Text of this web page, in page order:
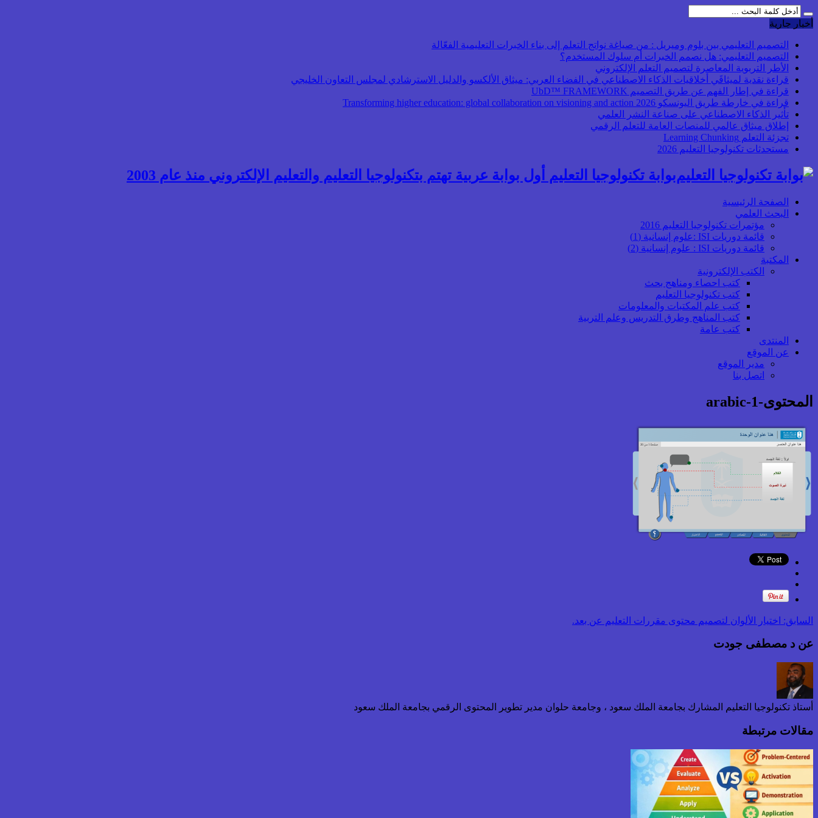
أخبار جارية
التصميم التعليمي بين بلوم وميريل : من صياغة نواتج التعلم إلى بناء الخبرات التعليمية الفعّالة
التصميم التعليمي: هل نصمم الخبرات أم سلوك المستخدم؟
الأطر التربوية المعاصرة لتصميم التعلم الإلكتروني
قراءة نقدية لميثاقَي أخلاقيات الذكاء الاصطناعي في الفضاء العربي: ميثاق الألكسو والدليل الاسترشادي لمجلس التعاون الخليجي
قراءة في إطار الفهم عن طريق التصميم UbD™ FRAMEWORK
قراءة في خارطة طريق اليونسكو 2026 Transforming higher education: global collaboration on visioning and action
تأثير الذكاء الاصطناعي على صناعة النشر العلمي
إطلاق ميثاق عالمي للمنصات العامة للتعلم الرقمي
تجزئة التعلم Learning Chunking
مستحدثات تكنولوجيا التعليم 2026
بوابة تكنولوجيا التعليم أول بوابة عربية تهتم بتكنولوجيا التعليم والتعليم الإلكتروني منذ عام 2003
الصفحة الرئيسية
البحث العلمي
مؤتمرات تكنولوجيا التعليم 2016
قائمة دوريات ISI :علوم إنسانية (1)
قائمة دوريات ISI : علوم إنسانية (2)
المكتبة
الكتب الإلكترونية
كتب احصاء ومناهج بحث
كتب تكنولوجيا التعليم
كتب علم المكتبات والمعلومات
كتب المناهج وطرق التدريس وعلم التربية
كتب عامة
المنتدى
عن الموقع
مدير الموقع
اتصل بنا
المحتوى-1-arabic
السابق: اختيار الألوان لتصميم محتوى مقررات التعليم عن بعد.
عن د مصطفى جودت
أستاذ تكنولوجيا التعليم المشارك بجامعة الملك سعود ، وجامعة حلوان مدير تطوير المحتوى الرقمي بجامعة الملك سعود
مقالات مرتبطة